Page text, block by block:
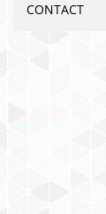
CONTACT